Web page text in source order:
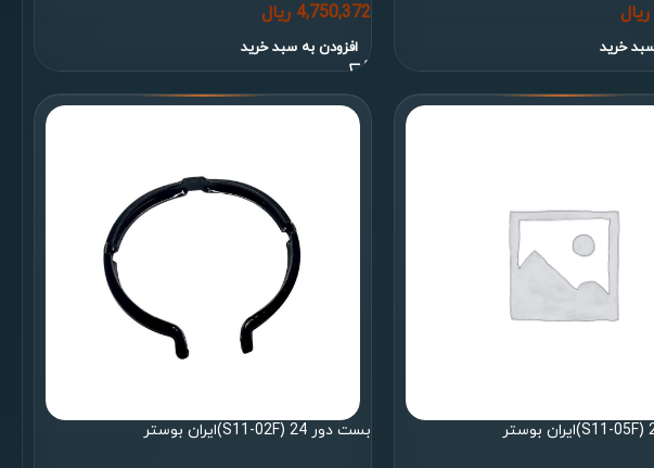
ریال
خرید
4,750,372 ریال
افزودن به سبد خرید
بست دور 24 (S11-02F)ایران بوستر